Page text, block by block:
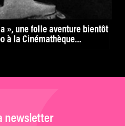
», une folle aventure bientôt
à la Cinémathèque
newsletter